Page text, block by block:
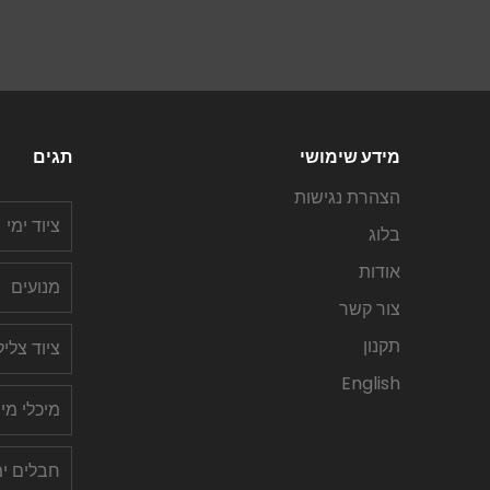
מידע שימושי
הצהרת נגישות
בלוג
אודות
צור קשר
תקנון
English
תגים
ציוד ימי
מנועים
ציוד
מיכלי
חבלים